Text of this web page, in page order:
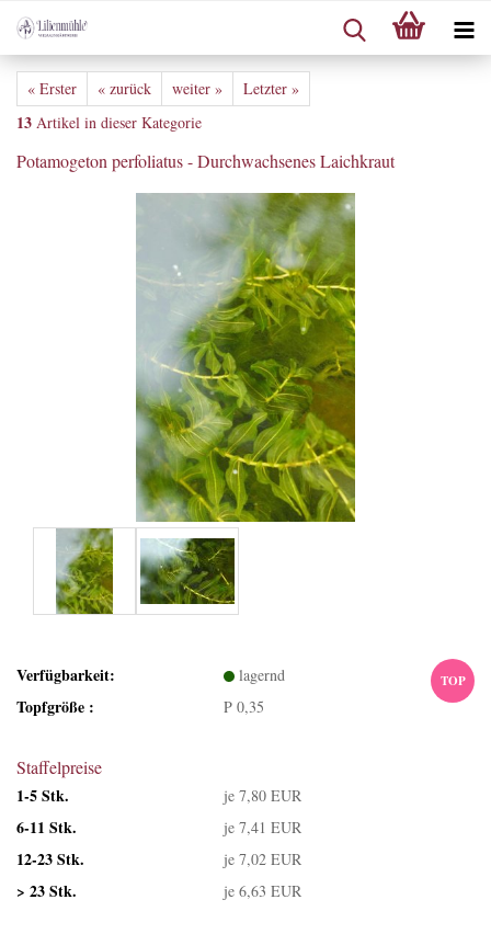
« Erster « zurück weiter » Letzter »
13 Artikel in dieser Kategorie
Potamogeton perfoliatus - Durchwachsenes Laichkraut
TOP
Verfügbarkeit: lagernd
Topfgröße : P 0,35
Staffelpreise
1-5 Stk.
je 7,80 EUR
6-11 Stk. je 7,41 EUR
12-23 Stk. je 7,02 EUR
> 23 Stk. je 6,63 EUR